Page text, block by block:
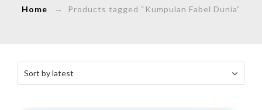
Home → Products tagged “Kumpulan Fabel Dunia”